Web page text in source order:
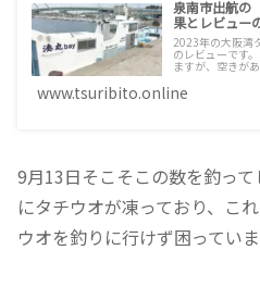
泉南市出航の
果とレビュー
2023年の大阪湾
のレビューです
ますが、空きが
タチウオの当た
に？お楽しみくだ
www.tsuribito.online
9月13日そこそこの数を釣っ
にタチウオが凍っており、こ
ウオを釣りに行けず困ってい